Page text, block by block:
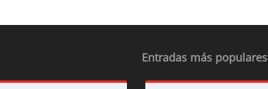
Entradas más populares